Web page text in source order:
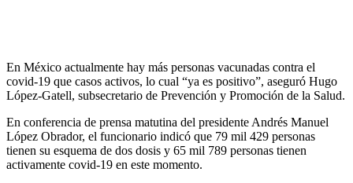
En México actualmente hay más personas vacunadas contra el
covid-19 que casos activos, lo cual “ya es positivo”, aseguró Hugo
López-Gatell, subsecretario de Prevención y Promoción de la Salud.
En conferencia de prensa matutina del presidente Andrés Manuel
López Obrador, el funcionario indicó que 79 mil 429 personas
tienen su esquema de dos dosis y 65 mil 789 personas tienen
activamente covid-19 en este momento.